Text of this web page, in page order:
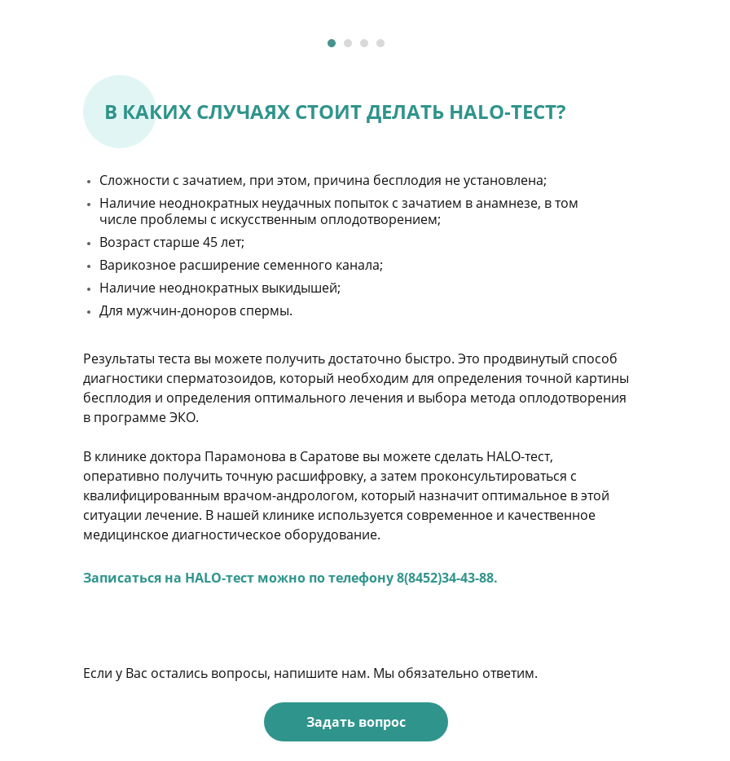
В КАКИХ СЛУЧАЯХ СТОИТ ДЕЛАТЬ HALO-ТЕСТ?
Сложности с зачатием, при этом, причина бесплодия не установлена;
Наличие неоднократных неудачных попыток с зачатием в анамнезе, в том
числе проблемы с искусственным оплодотворением;
Возраст старше 45 лет;
Варикозное расширение семенного канала;
Наличие неоднократных выкидышей;
Для мужчин-доноров спермы.
Результаты теста вы можете получить достаточно быстро. Это продвинутый способ
диагностики сперматозоидов, который необходим для определения точной картины
бесплодия и определения оптимального лечения и выбора метода оплодотворения
в программе ЭКО.
В клинике доктора Парамонова в Саратове вы можете сделать HALO-тест,
оперативно получить точную расшифровку, а затем проконсультироваться с
квалифицированным врачом-андрологом, который назначит оптимальное в этой
ситуации лечение. В нашей клинике используется современное и качественное
медицинское диагностическое оборудование.
Записаться на HALO-тест можно по телефону 8(8452)34-43-88.
Если у Вас остались вопросы, напишите нам. Мы обязательно ответим.
Задать вопрос